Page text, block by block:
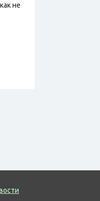
не